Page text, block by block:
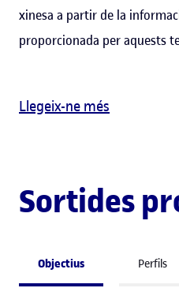
xinesa a partir de la
proporcionada per aquests
Llegeix-ne més
Sortides
Objectius Perfils